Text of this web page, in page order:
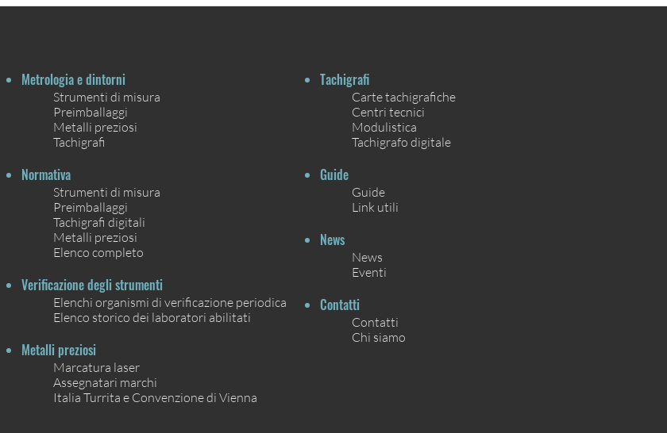
Metrologia e dintorni
Strumenti di misura
Preimballaggi
Metalli preziosi
Tachigrafi
Normativa
Strumenti di misura
Preimballaggi
Tachigrafi digitali
Metalli preziosi
Elenco completo
Verificazione degli strumenti
Elenchi organismi di verificazione periodica
Elenco storico dei laboratori abilitati
Metalli preziosi
Marcatura laser
Assegnatari marchi
Italia Turrita e Convenzione di Vienna
Tachigrafi
Carte tachigrafiche
Centri tecnici
Modulistica
Tachigrafo digitale
Guide
Guide
Link utili
News
News
Eventi
Contatti
Contatti
Chi siamo